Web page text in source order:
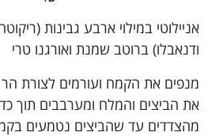
אניילוטי במילוי ארבע גבינות
ודנאבלו) ברוטב שמנת ואורגנו טרי
מנפים את הקמח ועורמים לצורת
את הביצים והמלח ומערבבים תוך
מהצדדים עד שהביצים נטמעים